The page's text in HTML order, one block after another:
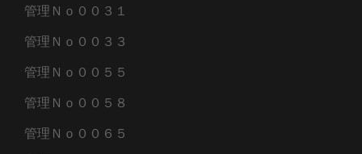
管理Ｎｏ００３１
管理Ｎｏ００３３
管理Ｎｏ００５５
管理Ｎｏ００５８
管理Ｎｏ００６５